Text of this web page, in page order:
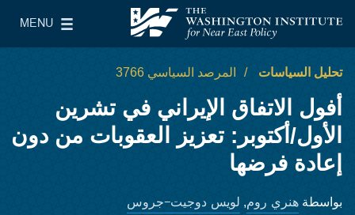
معهد واشنطن لسياسات الشرق الأدنى
MENU
Main Menu
تحليل السياسات المرصد السياسي 3766
أفول الاتفاق الإيراني في تشرين
الأول/أكتوبر: تعزيز العقوبات من دون
إعادة فرضها
بواسطة هنري روم, لويس دوجيت-جروس